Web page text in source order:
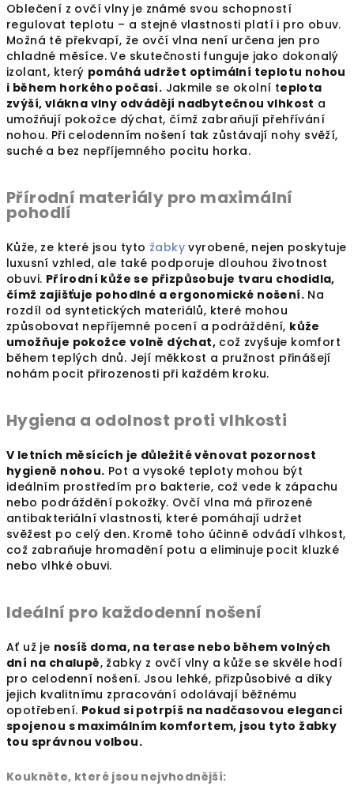
Oblečení z ovčí vlny je známé svou schopností
regulovat teplotu – a stejné vlastnosti platí i pro obuv.
Možná tě překvapí, že ovčí vlna není určena jen pro
chladné měsíce. Ve skutečnosti funguje jako dokonalý
izolant, který pomáhá udržet optimální teplotu nohou
i během horkého počasí. Jakmile se okolní teplota
zvýší, vlákna vlny odvádějí nadbytečnou vlhkost a
umožňují pokožce dýchat, čímž zabraňují přehřívání
nohou. Při celodenním nošení tak zůstávají nohy svěží,
suché a bez nepříjemného pocitu horka.
Přírodní materiály pro maximální
pohodlí
Kůže, ze které jsou tyto žabky vyrobené, nejen poskytuje
luxusní vzhled, ale také podporuje dlouhou životnost
obuvi. Přírodní kůže se přizpůsobuje tvaru chodidla,
čímž zajišťuje pohodlné a ergonomické nošení. Na
rozdíl od syntetických materiálů, které mohou
způsobovat nepříjemné pocení a podráždění, kůže
umožňuje pokožce volně dýchat, což zvyšuje komfort
během teplých dnů. Její měkkost a pružnost přinášejí
nohám pocit přirozenosti při každém kroku.
Hygiena a odolnost proti vlhkosti
V letních měsících je důležité věnovat pozornost
hygieně nohou. Pot a vysoké teploty mohou být
ideálním prostředím pro bakterie, což vede k zápachu
nebo podráždění pokožky. Ovčí vlna má přirozené
antibakteriální vlastnosti, které pomáhají udržet
svěžest po celý den. Kromě toho účinně odvádí vlhkost,
což zabraňuje hromadění potu a eliminuje pocit kluzké
nebo vlhké obuvi.
Ideální pro každodenní nošení
Ať už je nosíš doma, na terase nebo během volných
dní na chalupě, žabky z ovčí vlny a kůže se skvěle hodí
pro celodenní nošení. Jsou lehké, přizpůsobivé a díky
jejich kvalitnímu zpracování odolávají běžnému
opotřebení. Pokud si potrpíš na nadčasovou eleganci
spojenou s maximálním komfortem, jsou tyto žabky
tou správnou volbou.
Koukněte, které jsou nejvhodnější: